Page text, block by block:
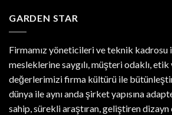
GARDEN STAR
Firmamız yöneticileri ve teknik kadrosu
mesleklerine saygılı, müşteri odaklı,
değerlerimizi firma kültürü ile
dünya ile aynı anda şirket yapısına
sahip, sürekli araştıran, geliştiren